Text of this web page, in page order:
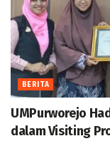
BERITA
UMPurworejo
dalam Visiting